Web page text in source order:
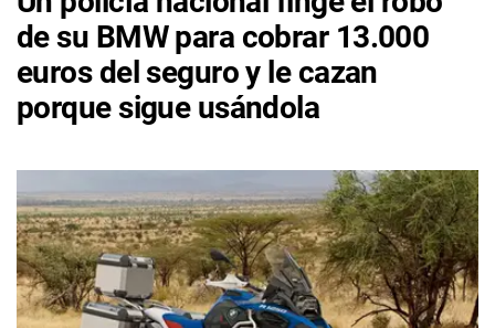
de su BMW para cobrar 13.000
euros del seguro y le cazan
porque sigue usándola